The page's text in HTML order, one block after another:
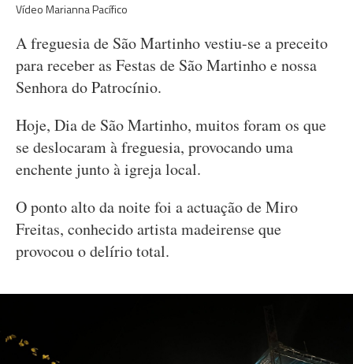
Vídeo Marianna Pacífico
A freguesia de São Martinho vestiu-se a preceito
para receber as Festas de São Martinho e nossa
Senhora do Patrocínio.
Hoje, Dia de São Martinho, muitos foram os que
se deslocaram à freguesia, provocando uma
enchente junto à igreja local.
O ponto alto da noite foi a actuação de Miro
Freitas, conhecido artista madeirense que
provocou o delírio total.